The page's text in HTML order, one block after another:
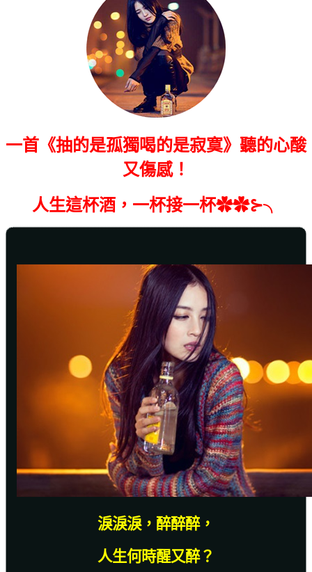
一首《抽的是孤獨喝的是寂寞》 聽的心酸
又傷感！
人生這杯酒，一杯接一杯✿✿⊱╮
淚淚淚，醉醉醉，
人生何時醒又醉？